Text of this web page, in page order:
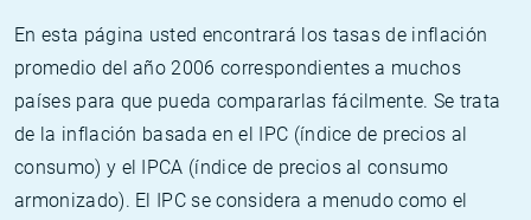
En esta página usted encontrará los tasas de inflación
promedio del año 2006 correspondientes a muchos
países para que pueda compararlas fácilmente. Se trata
de la inflación basada en el IPC (índice de precios al
consumo) y el IPCA (índice de precios al consumo
armonizado). El IPC se considera a menudo como el